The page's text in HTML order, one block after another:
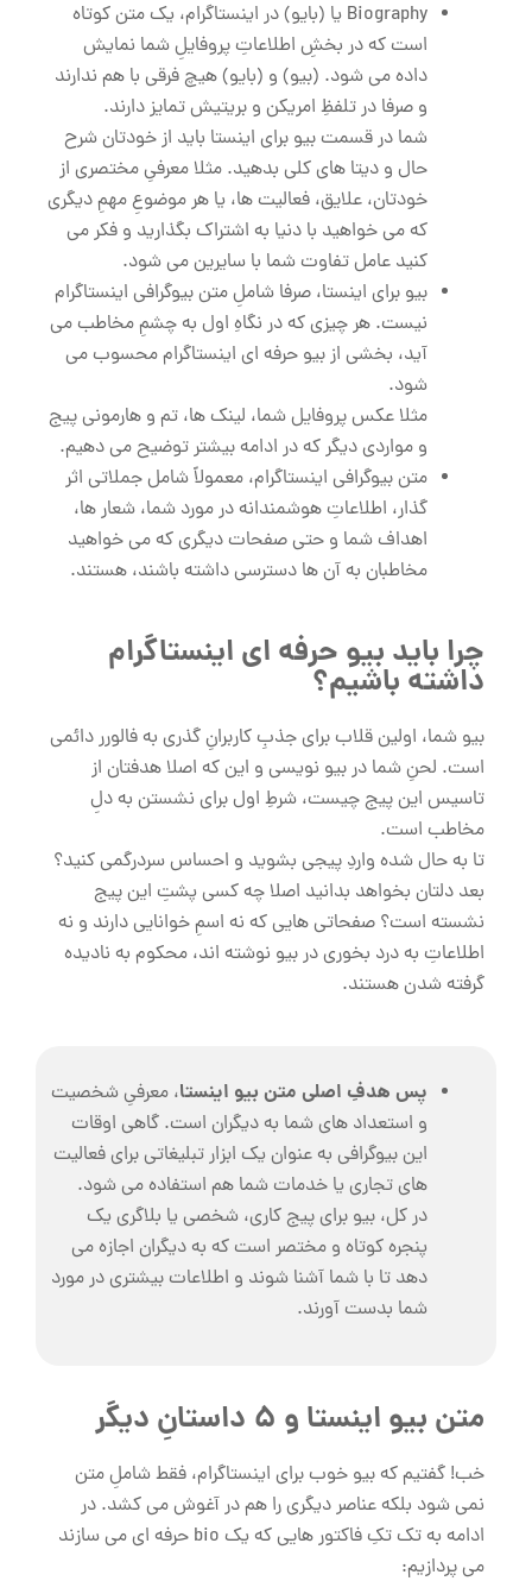
Biography یا (بایو) در اینستاگرام، یک متن کوتاه
است که در بخشِ اطلاعاتِ پروفایلِ شما نمایش
داده می ‌شود. (بیو) و (بایو) هیچ فرقی با هم ندارند
و صرفا در تلفظِ امریکن و بریتیش تمایز دارند.
شما در قسمت بیو برای اینستا باید از خودتان شرح
حال و دیتا های کلی بدهید. مثلا معرفیِ مختصری از
خودتان، علایق، فعالیت‌ ها، یا هر موضوعِ مهمِ دیگری
که می‌ خواهید با دنیا به اشتراک بگذارید و فکر می
کنید عامل تفاوت شما با سایرین می شود.
بیو برای اینستا، صرفا شاملِ متن بیوگرافی اینستاگرام
نیست. هر چیزی که در نگاهِ اول به چشمِ مخاطب می
آید، بخشی از بیو حرفه ای اینستاگرام محسوب می
شود.
مثلا عکس پروفایل شما، لینک ها، تم و هارمونی پیج
و مواردی دیگر که در ادامه بیشتر توضیح می دهیم.
متن بیوگرافی اینستاگرام، معمولاً شامل جملاتی اثر
گذار، اطلاعاتِ هوشمندانه در مورد شما، شعار ها،
اهداف شما و حتی صفحات دیگری که می‌ خواهید
مخاطبان به آن ها دسترسی داشته باشند، هستند.
چرا باید بیو حرفه ای اینستاگرام
داشته باشیم؟
بیو شما، اولین قلاب برای جذبِ کاربرانِ گذری به فالورر دائمی
است. لحنِ شما در بیو نویسی و این که اصلا هدفتان از
تاسیس این پیج چیست، شرطِ اول برای نشستن به دلِ
مخاطب است.
تا به حال شده واردِ پیجی بشوید و احساس سردرگمی کنید؟
بعد دلتان بخواهد بدانید اصلا چه کسی پشتِ این پیج
نشسته است؟ صفحاتی هایی که نه اسمِ خوانایی دارند و نه
اطلاعاتِ به درد بخوری در بیو نوشته اند، محکوم به نادیده
گرفته شدن هستند.
پس هدفِ اصلی متن بیو اینستا، معرفیِ شخصیت
و استعداد های شما به دیگران است. گاهی اوقات
این بیوگرافی به عنوان یک ابزار تبلیغاتی برای فعالیت
‌های تجاری یا خدمات شما هم استفاده می‌ شود.
در کل، بیو برای پیج کاری، شخصی یا بلاگری یک
پنجره کوتاه و مختصر است که به دیگران اجازه می
‌دهد تا با شما آشنا شوند و اطلاعات بیشتری در مورد
شما بدست آورند.
متن بیو اینستا و 5 داستانِ دیگر
خب! گفتیم که بیو خوب برای اینستاگرام، فقط شاملِ متن
نمی شود بلکه عناصر دیگری را هم در آغوش می کشد. در
ادامه به تک تکِ فاکتور هایی که یک bio حرفه ای می سازند
می پردازیم: